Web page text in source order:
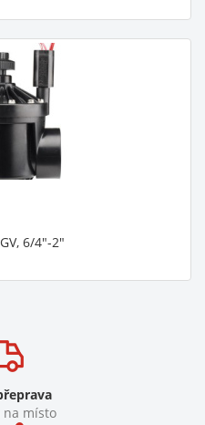
6/4"-2"
na místo